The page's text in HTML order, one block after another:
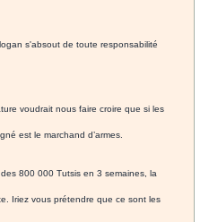
s'absout de toute responsabilité
voudrait nous faire croire que si les
est le marchand d’armes.
800 000 Tutsis en 3 semaines, la
Iriez vous prétendre que ce sont les